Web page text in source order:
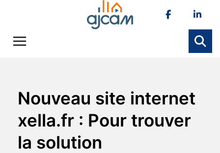
Nouveau site internet
xella.fr : Pour trouver
la solution